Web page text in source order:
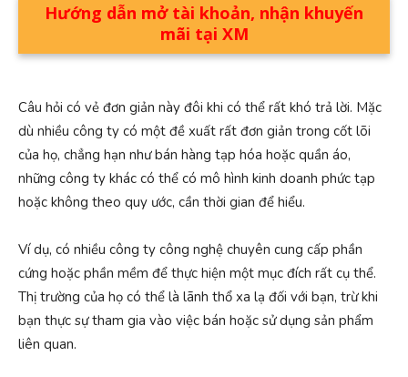
Hướng dẫn mở tài khoản, nhận khuyến
mãi tại XM
Câu hỏi có vẻ đơn giản này đôi khi có thể rất khó trả lời. Mặc
dù nhiều công ty có một đề xuất rất đơn giản trong cốt lõi
của họ, chẳng hạn như bán hàng tạp hóa hoặc quần áo,
những công ty khác có thể có mô hình kinh doanh phức tạp
hoặc không theo quy ước, cần thời gian để hiểu.
Ví dụ, có nhiều công ty công nghệ chuyên cung cấp phần
cứng hoặc phần mềm để thực hiện một mục đích rất cụ thể.
Thị trường của họ có thể là lãnh thổ xa lạ đối với bạn, trừ khi
bạn thực sự tham gia vào việc bán hoặc sử dụng sản phẩm
liên quan.